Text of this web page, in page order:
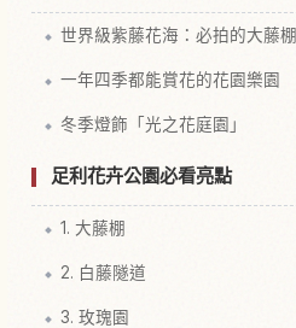
世界級紫藤花海：必拍的大藤棚
一年四季都能賞花的花園樂園
冬季燈飾「光之花庭園」
足利花卉公園必看亮點
1. 大藤棚
2. 白藤隧道
3. 玫瑰園